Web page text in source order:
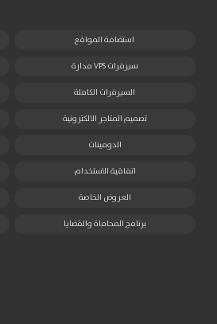
استضافة المواقع
سيرفرات VPS مدارة
السيرفرات الكاملة
تصميم المتاجر الالكترونية
الدومينات
اتفاقية الاستخدام
العروض الخاصة
برنامج المحاماة والقضايا